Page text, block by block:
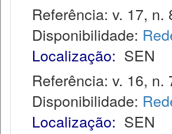
Referência: v. 17, n.
Disponibilidade:
Localização: SEN
Referência: v. 16, n.
Disponibilidade:
Localização: SEN